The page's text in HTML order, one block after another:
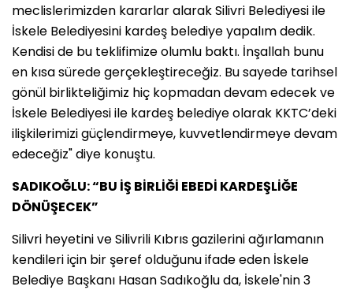
meclislerimizden kararlar alarak Silivri Belediyesi ile
İskele Belediyesini kardeş belediye yapalım dedik.
Kendisi de bu teklifimize olumlu baktı. İnşallah bunu
en kısa sürede gerçekleştireceğiz. Bu sayede tarihsel
gönül birlikteliğimiz hiç kopmadan devam edecek ve
İskele Belediyesi ile kardeş belediye olarak KKTC’deki
ilişkilerimizi güçlendirmeye, kuvvetlendirmeye devam
edeceğiz" diye konuştu.
SADIKOĞLU: “BU İŞ BİRLİĞİ EBEDİ KARDEŞLİĞE
DÖNÜŞECEK”
Silivri heyetini ve Silivrili Kıbrıs gazilerini ağırlamanın
kendileri için bir şeref olduğunu ifade eden İskele
Belediye Başkanı Hasan Sadıkoğlu da, İskele'nin 3